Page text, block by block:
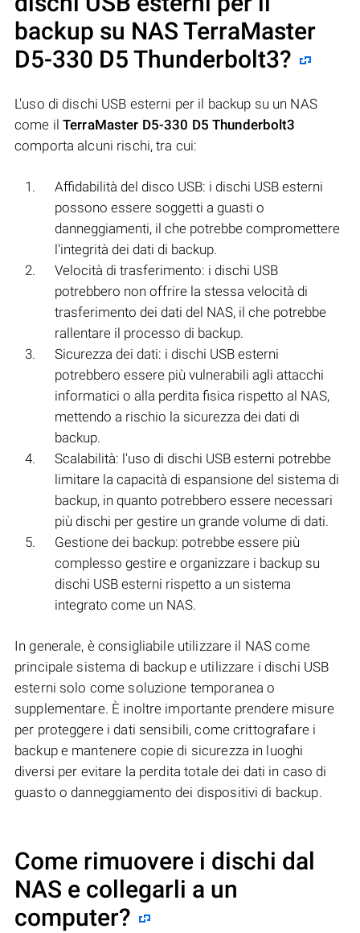
backup su NAS TerraMaster
D5-330 D5 Thunderbolt3?
L'uso di dischi USB esterni per il backup su un NAS
come ilTerraMaster D5-330 D5 Thunderbolt3
comporta alcuni rischi, tra cui:
Affidabilità del disco USB: i dischi USB esterni
possono essere soggetti a guasti o
danneggiamenti, il che potrebbe compromettere
l'integrità dei dati di backup.
Velocità di trasferimento: i dischi USB
potrebbero non offrire la stessa velocità di
trasferimento dei dati del NAS, il che potrebbe
rallentare il processo di backup.
Sicurezza dei dati: i dischi USB esterni
potrebbero essere più vulnerabili agli attacchi
informatici o alla perdita fisica rispetto al NAS,
mettendo a rischio la sicurezza dei dati di
backup.
Scalabilità: l'uso di dischi USB esterni potrebbe
limitare la capacità di espansione del sistema di
backup, in quanto potrebbero essere necessari
più dischi per gestire un grande volume di dati.
Gestione dei backup: potrebbe essere più
complesso gestire e organizzare i backup su
dischi USB esterni rispetto a un sistema
integrato come un NAS.
In generale, è consigliabile utilizzare il NAS come
principale sistema di backup e utilizzare i dischi USB
esterni solo come soluzione temporanea o
supplementare. È inoltre importante prendere misure
per proteggere i dati sensibili, come crittografare i
backup e mantenere copie di sicurezza in luoghi
diversi per evitare la perdita totale dei dati in caso di
guasto o danneggiamento dei dispositivi di backup.
Come rimuovere i dischi dal
NAS e collegarli a un
computer?